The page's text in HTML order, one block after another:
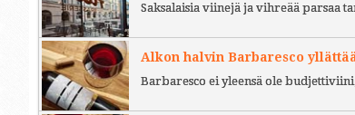
Saksalaisia viinejä ja vihreää parsaa
Alkon halvin Barbaresco
Barbaresco ei yleensä ole